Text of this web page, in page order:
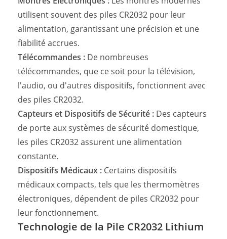
utilisent souvent des piles CR2032 pour leur
alimentation, garantissant une précision et une
fiabilité accrues.
Télécommandes : De nombreuses
télécommandes, que ce soit pour la télévision,
l'audio, ou d'autres dispositifs, fonctionnent avec
des piles CR2032.
Capteurs et Dispositifs de Sécurité : Des capteurs
de porte aux systèmes de sécurité domestique,
les piles CR2032 assurent une alimentation
constante.
Dispositifs Médicaux : Certains dispositifs
médicaux compacts, tels que les thermomètres
électroniques, dépendent de piles CR2032 pour
leur fonctionnement.
Technologie de la Pile CR2032 Lithium